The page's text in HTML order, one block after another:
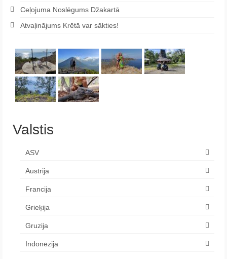
Ceļojuma Noslēgums Džakartā
Atvaļinājums Krētā var sākties!
Valstis
ASV
Austrija
Francija
Grieķija
Gruzija
Indonēzija